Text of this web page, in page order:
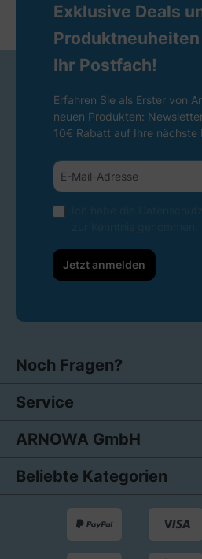
Exklusive Deals
Ihr Postfach!
Erfahren Sie als Erster von
neuen Produkten:
10€ Rabatt auf Ihre nächste
Jetzt anmelden
Noch Fragen?
Service
ARNOWA GmbH
Beliebte Kategorien